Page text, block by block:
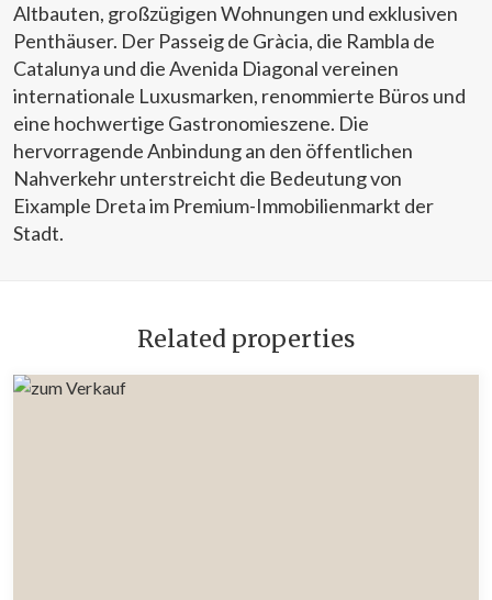
Altbauten, großzügigen Wohnungen und exklusiven
Penthäuser. Der Passeig de Gràcia, die Rambla de
Catalunya und die Avenida Diagonal vereinen
internationale Luxusmarken, renommierte Büros und
eine hochwertige Gastronomieszene. Die
hervorragende Anbindung an den öffentlichen
Nahverkehr unterstreicht die Bedeutung von
Eixample Dreta im Premium-Immobilienmarkt der
Stadt.
Related properties